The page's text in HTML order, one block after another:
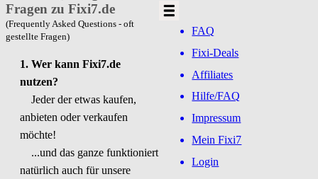
FAQ
Fixi-Deals
Affiliates
Hilfe/FAQ
Impressum
Mein Fixi7
Login
Fragen zu Fixi7.de
(Frequently Asked Questions - oft
gestellte Fragen)
1. Wer kann Fixi7.de
nutzen?
Jeder der etwas kaufen,
anbieten oder verkaufen
möchte!
...und das ganze funktioniert
natürlich auch für unsere